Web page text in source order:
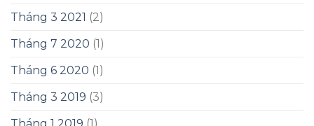
Tháng 3 2021 (2)
Tháng 7 2020 (1)
Tháng 6 2020 (1)
Tháng 3 2019 (3)